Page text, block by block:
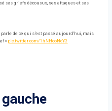
ses griefs décousus, ses attaques et ses
de ce qui s’est passé aujourd’hui, mais
» pic.twitter.com/1hNHcoNcYG